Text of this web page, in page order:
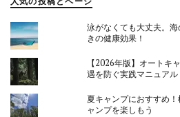
泳がなくても大丈夫。
きの健康効果！
【2026年版】オートキ
遇を防ぐ実践マニュアル
夏キャンプにおすすめ
ャンプを楽しもう